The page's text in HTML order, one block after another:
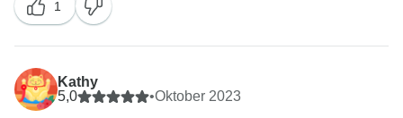
1
Kathy
5,0
•Oktober 2023